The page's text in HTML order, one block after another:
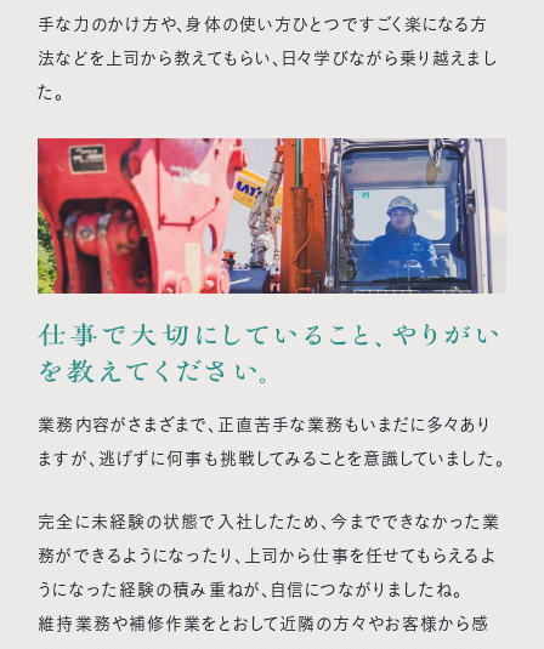
手な力のかけ方や、身体の使い方ひとつですごく楽になる方
法などを上司から教えてもらい、日々学びながら乗り越えまし
た。
仕事で大切にしていること、やりがい
を教えてください。
業務内容がさまざまで、正直苦手な業務もいまだに多々あり
ますが、逃げずに何事も挑戦してみることを意識していました。
完全に未経験の状態で入社したため、今までできなかった業
務ができるようになったり、上司から仕事を任せてもらえるよ
うになった経験の積み重ねが、自信につながりましたね。
維持業務や補修作業をとおして近隣の方々やお客様から感